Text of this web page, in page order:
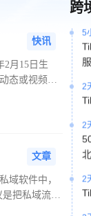
快讯
2月15日生
态或视频广
游部或其他
文章
域软件中，
是把私域流量
跨